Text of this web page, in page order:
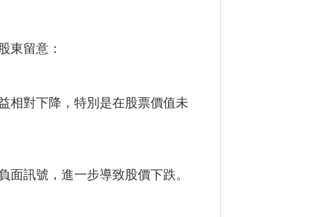
東留意：
相對下降，特別是在股票價值未
訊號，進一步導致股價下跌。